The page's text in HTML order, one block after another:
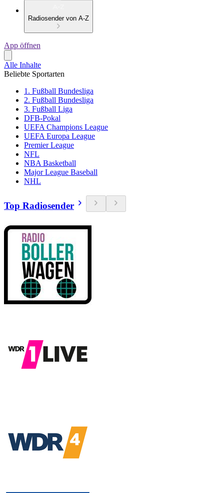
Radiosender von A-Z
App öffnen
Alle Inhalte
Beliebte Sportarten
1. Fußball Bundesliga
2. Fußball Bundesliga
3. Fußball Liga
DFB-Pokal
UEFA Champions League
UEFA Europa League
Premier League
NFL
NBA Basketball
Major League Baseball
NHL
Top Radiosender